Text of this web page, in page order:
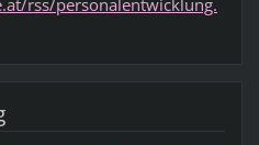
rss/personalentwicklung.